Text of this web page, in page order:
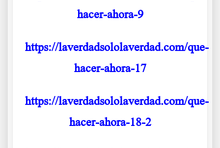
hacer-ahora-9
https://laverdadsololaverdad.com/que-
hacer-ahora-17
https://laverdadsololaverdad.com/que-
hacer-ahora-18-2